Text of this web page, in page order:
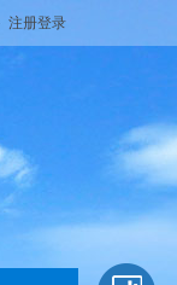
注册登录